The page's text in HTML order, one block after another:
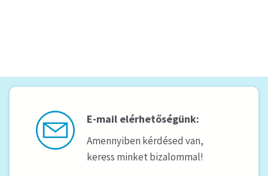
E-mail elérhetőségünk:
Amennyiben kérdésed van,
keress minket bizalommal!